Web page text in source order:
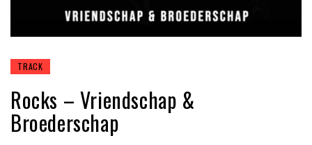
TRACK
Rocks – Vriendschap &
Broederschap